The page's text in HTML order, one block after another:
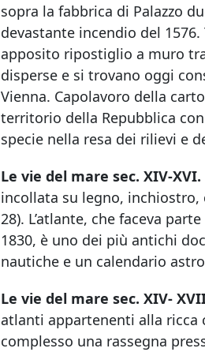
sopra la fabbrica di Palazzo
devastante incendio del
apposito ripostiglio a muro
disperse e si trovano oggi
Vienna. Capolavoro della
territorio della Repubblica
specie nella resa dei rilievi e
Le vie del mare sec. XIV-XVI.
incollata su legno, inchiostro,
28). L’atlante, che faceva
1830, è uno dei più antichi
nautiche e un calendario
Le vie del mare sec. XIV-
atlanti appartenenti alla ricca
complesso una rassegna